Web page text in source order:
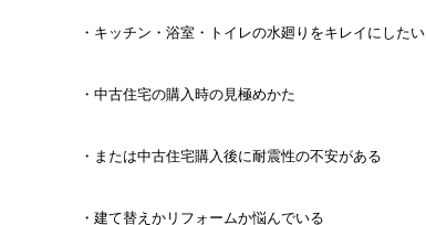
・キッチン・浴室・トイレの水廻りをキレイにしたい
・中古住宅の購入時の見極めかた
・または中古住宅購入後に耐震性の不安がある
・建て替えかリフォームか悩んでいる